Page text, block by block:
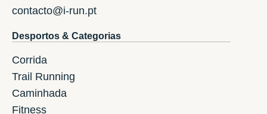
contacto@i-run.pt
Desportos & Categorias
Corrida
Trail Running
Caminhada
Fitness